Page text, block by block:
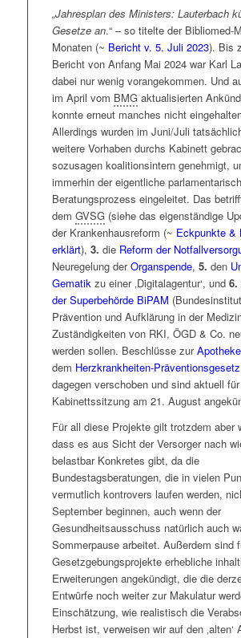
„Jahresplan des Ministers: Lauterbach
Gesetze an.“ – so titelte der Bibliomed-
Monaten (~ Bericht v. 5. Juli 2023). Bis
Bericht von Anfang Mai 2024 war Karl
dabei nur wenig vorangekommen. Und
im April vom BMGaktualisierten
konnte erneut manches nicht
Allerdings wurden im Juni/Juli
weitere Vorhaben durchs Kabinett
sozusagen koalitionsintern genehmigt,
immerhin der eigentliche
Beratungsprozess eingeleitet. Das
dem GVSG(siehe das eigenständige
der Krankenhausreform (~ Eckpunkte &
erklärt), 3. die Reform der
Neuregelung derOrganspende, 5. den
Gematikzu einer ‚Digitalagentur‘, und 6.
der Superbehörde BiPAM
Prävention und Aufklärung in der
Zuständigkeiten von RKI, ÖGD & Co.
werden sollen. Beschlüsse zur
dem Herzkrankheiten-Präventionsgesetz
dagegen verschoben und sind aktuell
Kabinettssitzung am 21. August
Für all diese Projekte gilt trotzdem aber
dass es aus Sicht der Versorger nach
belastbar Konkretes gibt, da die
Bundestagsberatungen, die in vielen
vermutlich kontrovers laufen werden,
September beginnen, auch wenn der
Gesundheitsausschuss natürlich auch
Sommerpause arbeitet. Außerdem sind
Gesetzgebungsprojekte erhebliche
Erweiterungen angekündigt, die die
Entwürfe noch weiter zur Makulatur
Einschätzung, wie realistisch die
Herbst ist, verweisen wir auf den ‚alten‘